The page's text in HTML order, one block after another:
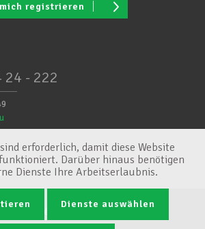
registrieren
24 - 222
générales
erforderlich, damit diese Website
Darüber hinaus benötigen
Dienste Ihre Arbeitserlaubnis.
Dienste auswählen